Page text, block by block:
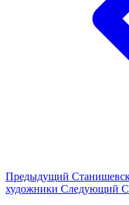
Предыдущий
художники Следующий